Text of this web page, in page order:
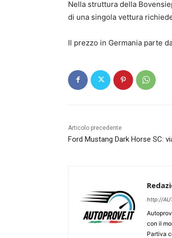
Nella struttura della
di una singola vettura
Il prezzo in Germania parte
Articolo precedente
Ford Mustang Dark Horse SC:
http://
con il
Partiva